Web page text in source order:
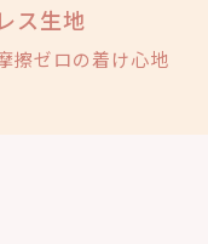
ス生地
擦ゼロの着け心地